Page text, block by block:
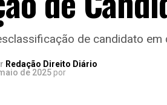
de candidato em
Redação Direito Diário
de 2025 por